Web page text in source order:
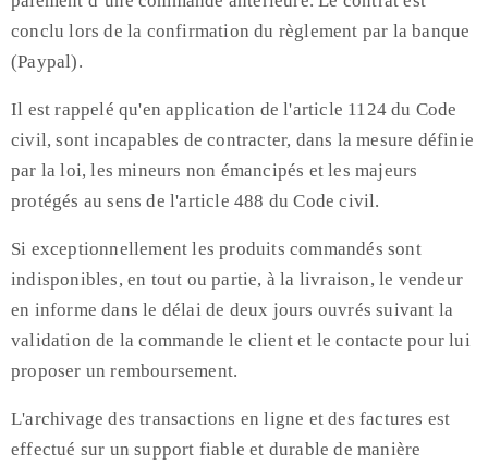
conclu lors de la confirmation du règlement par la banque
(Paypal).
Il est rappelé qu'en application de l'article 1124 du Code
civil, sont incapables de contracter, dans la mesure définie
par la loi, les mineurs non émancipés et les majeurs
protégés au sens de l'article 488 du Code civil.
Si exceptionnellement les produits commandés sont
indisponibles, en tout ou partie, à la livraison, le vendeur
en informe dans le délai de deux jours ouvrés suivant la
validation de la commande le client et le contacte pour lui
proposer un remboursement.
L'archivage des transactions en ligne et des factures est
effectué sur un support fiable et durable de manière